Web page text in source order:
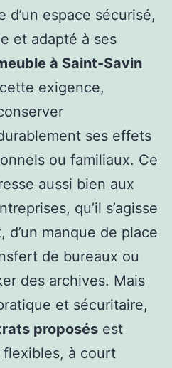
d’un espace sécurisé,
et adapté à ses
à Saint-Savin
exigence,
ses effets
ou familiaux. Ce
aussi bien aux
qu’il s’agisse
d’un manque de place
de bureaux ou
des archives. Mais
et sécuritaire,
proposés est
à court